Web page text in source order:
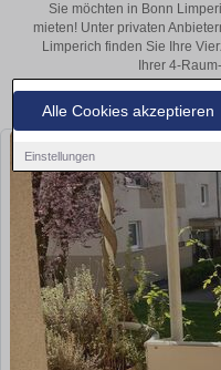
Alle Cookies akzeptieren
Einstellungen
Sie möchten in Bonn
mieten! Unter privaten
Limperich finden Sie Ihre
Ihrer 4-
Aktuelle